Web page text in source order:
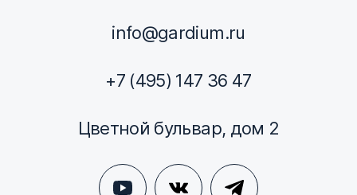
info@gardium.ru
+7 (495) 147 36 47
Цветной бульвар, дом 2